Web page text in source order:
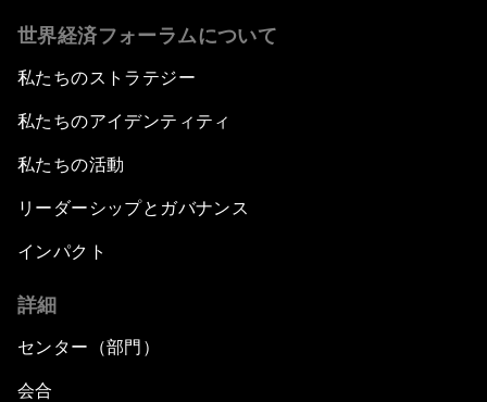
世界経済フォーラムについて
私たちのストラテジー
私たちのアイデンティティ
私たちの活動
リーダーシップとガバナンス
インパクト
詳細
センター（部門）
会合